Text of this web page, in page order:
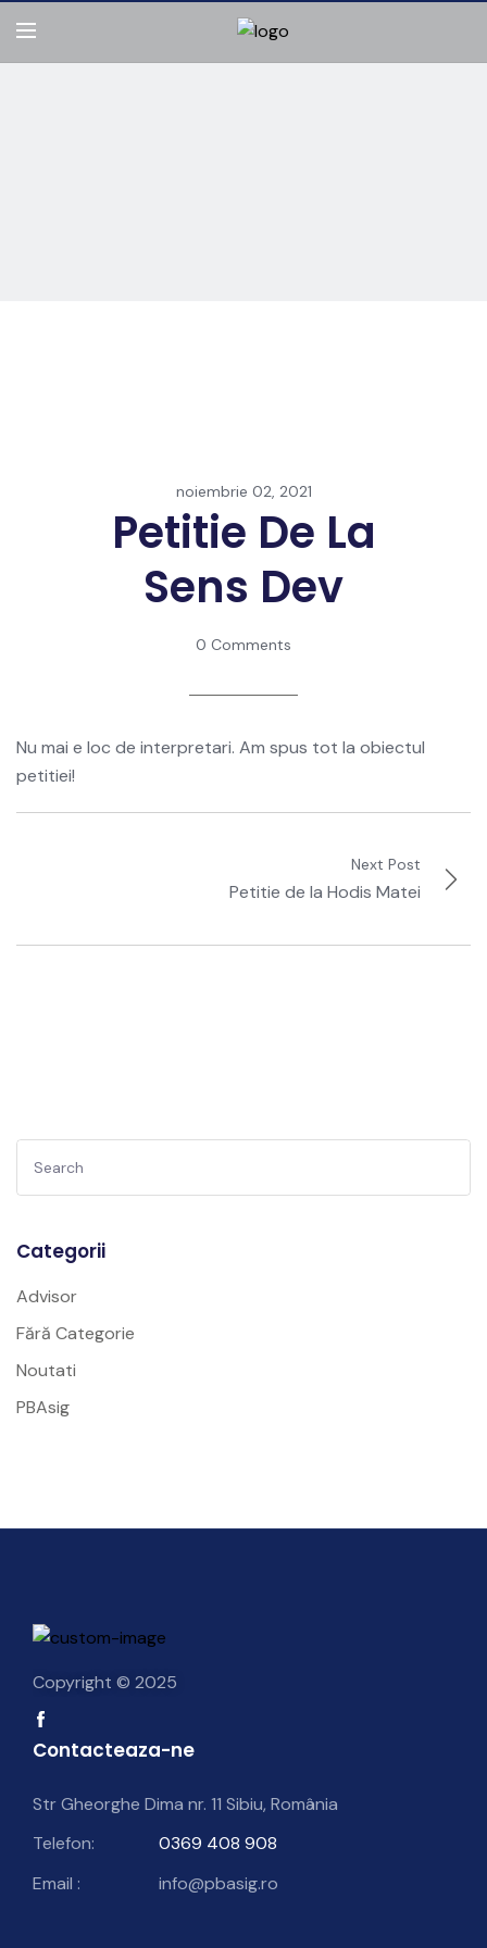
noiembrie 02, 2021
Petitie De La
Sens Dev
0 Comments
Nu mai e loc de interpretari. Am spus tot la obiectul
petitiei!
Next Post
Petitie de la Hodis Matei
Categorii
Advisor
Fără Categorie
Noutati
PBAsig
Copyright © 2025
Contacteaza-ne
Str Gheorghe Dima nr. 11 Sibiu, România
Telefon:
0369 408 908
Email :
info@pbasig.ro